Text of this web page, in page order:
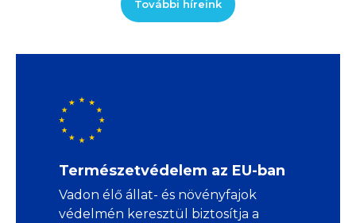
További híreink
Természetvédelem az EU-ban
Vadon élő állat- és növényfajok
védelmén keresztül biztosítja a